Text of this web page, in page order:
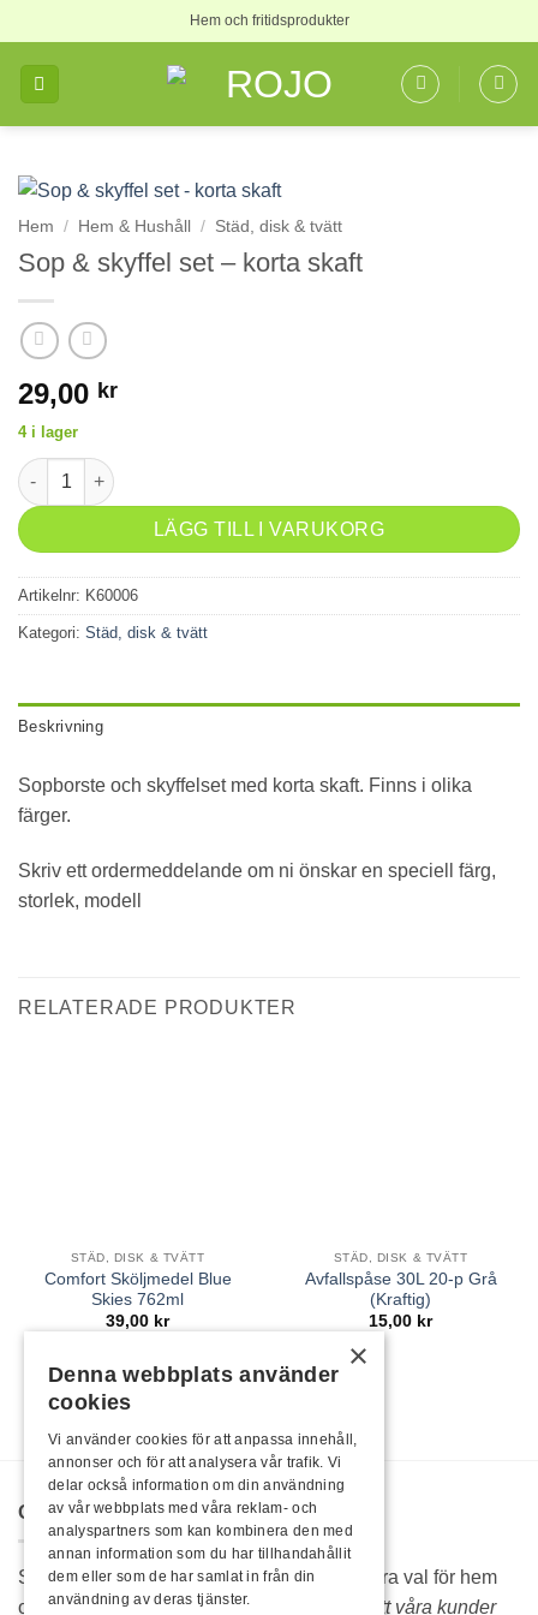
to
content
Hem och fritidsprodukter
Hem / Hem & Hushåll / Städ, disk & tvätt
Sop & skyffel set – korta skaft
29,00 kr
4 i lager
Sop & skyffel set - korta skaft mängd
LÄGG TILL I VARUKORG
Artikelnr: K60006
Kategori: Städ, disk & tvätt
Beskrivning
Sopborste och skyffelset med korta skaft. Finns i olika
färger.
Skriv ett ordermeddelande om ni önskar en speciell färg,
storlek, modell
RELATERADE PRODUKTER
STÄD, DISK & TVÄTT
Comfort Sköljmedel Blue
Skies 762ml
39,00 kr
STÄD, DISK & TVÄTT
Avfallspåse 30L 20-p Grå
(Kraftig)
15,00 kr
OM OSS
Sedan 1986 är Rojo hela Sveriges självklara val för hem
och fritidsprodukter.Vi lever vidare därför att våra kunder
×
Denna webbplats använder
cookies
Vi använder cookies för att anpassa innehåll,
annonser och för att analysera vår trafik. Vi
delar också information om din användning
av vår webbplats med våra reklam- och
analyspartners som kan kombinera den med
annan information som du har tillhandahållit
dem eller som de har samlat in från din
användning av deras tjänster.